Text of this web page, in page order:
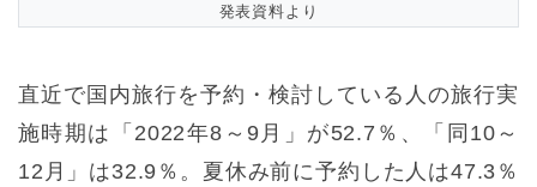
発表資料より
直近で国内旅行を予約・検討している人の旅行実
施時期は「2022年8～9月」が52.7％、「同10～
12月」は32.9％。夏休み前に予約した人は47.3％